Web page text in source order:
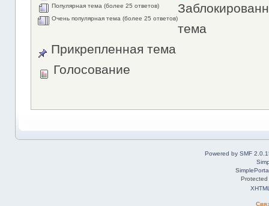
Популярная тема (более 25 ответов)
Очень популярная тема (более 25 ответов)
тема
Прикрепленная тема
Голосование
Powered by SMF